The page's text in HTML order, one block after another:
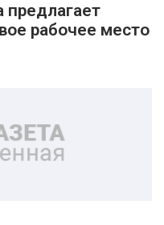
предлагает
рабочее место